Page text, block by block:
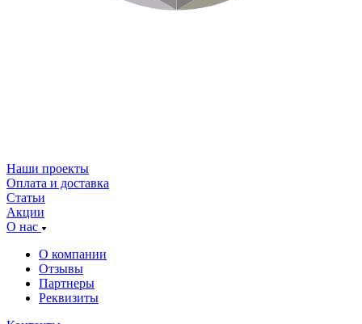
Наши проекты
Оплата и доставка
Статьи
Акции
О нас
О компании
Отзывы
Партнеры
Реквизиты